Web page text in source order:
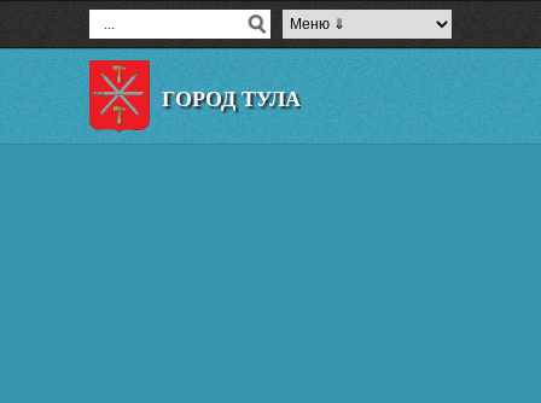
ГОРОД ТУЛА